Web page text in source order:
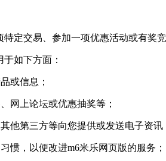
交易、参加一项优惠活动或有奖
如下方面：
或信息；
上论坛或优惠抽奖等；
第三方等向您提供或发送电子资讯
，以便改进m6米乐网页版的服务；